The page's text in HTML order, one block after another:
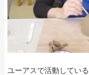
ユーアスで活動してい